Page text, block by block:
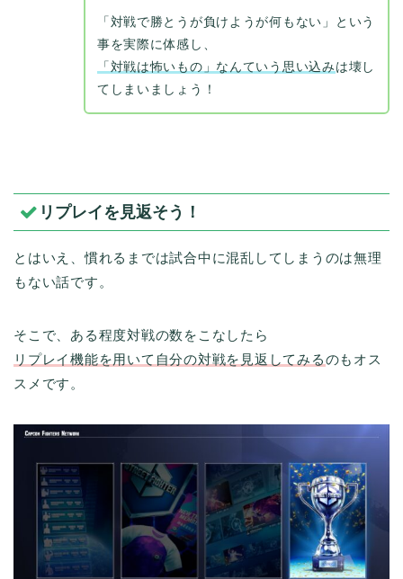
「対戦で勝とうが負けようが何もない」という
事を実際に体感し、
「対戦は怖いもの」なんていう思い込みは壊し
てしまいましょう！
リプレイを見返そう！
とはいえ、慣れるまでは試合中に混乱してしまうのは無理
もない話です。
そこで、ある程度対戦の数をこなしたら
リプレイ機能を用いて自分の対戦を見返してみるのもオス
スメです。